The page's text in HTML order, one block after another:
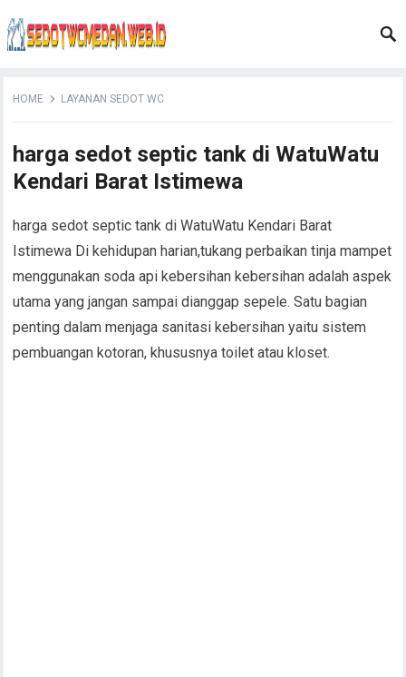
HOME LAYANAN SEDOT WC
harga sedot septic tank di WatuWatu
Kendari Barat Istimewa
harga sedot septic tank di WatuWatu Kendari Barat
Istimewa Di kehidupan harian,tukang perbaikan tinja mampet
menggunakan soda api kebersihan kebersihan adalah aspek
utama yang jangan sampai dianggap sepele. Satu bagian
penting dalam menjaga sanitasi kebersihan yaitu sistem
pembuangan kotoran, khususnya toilet atau kloset.